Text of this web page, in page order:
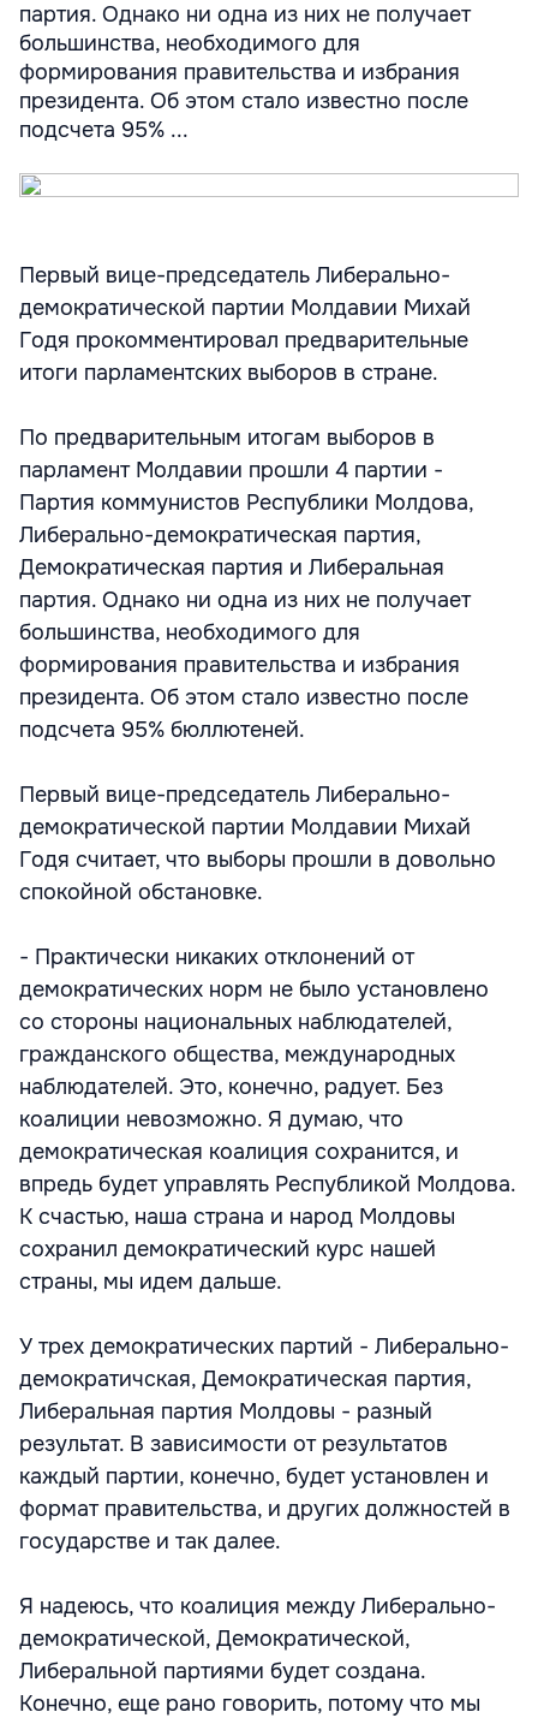
партия. Однако ни одна из них не получает
большинства, необходимого для
формирования правительства и избрания
президента. Об этом стало известно после
подсчета 95% ...
Первый вице-председатель Либерально-
демократической партии Молдавии Михай
Годя прокомментировал предварительные
итоги парламентских выборов в стране.
По предварительным итогам выборов в
парламент Молдавии прошли 4 партии -
Партия коммунистов Республики Молдова,
Либерально-демократическая партия,
Демократическая партия и Либеральная
партия. Однако ни одна из них не получает
большинства, необходимого для
формирования правительства и избрания
президента. Об этом стало известно после
подсчета 95% бюллютеней.
Первый вице-председатель Либерально-
демократической партии Молдавии Михай
Годя считает, что выборы прошли в довольно
спокойной обстановке.
- Практически никаких отклонений от
демократических норм не было установлено
со стороны национальных наблюдателей,
гражданского общества, международных
наблюдателей. Это, конечно, радует. Без
коалиции невозможно. Я думаю, что
демократическая коалиция сохранится, и
впредь будет управлять Республикой Молдова.
К счастью, наша страна и народ Молдовы
сохранил демократический курс нашей
страны, мы идем дальше.
У трех демократических партий - Либерально-
демократичская, Демократическая партия,
Либеральная партия Молдовы - разный
результат. В зависимости от результатов
каждый партии, конечно, будет установлен и
формат правительства, и других должностей в
государстве и так далее.
Я надеюсь, что коалиция между Либерально-
демократической, Демократической,
Либеральной партиями будет создана.
Конечно, еще рано говорить, потому что мы